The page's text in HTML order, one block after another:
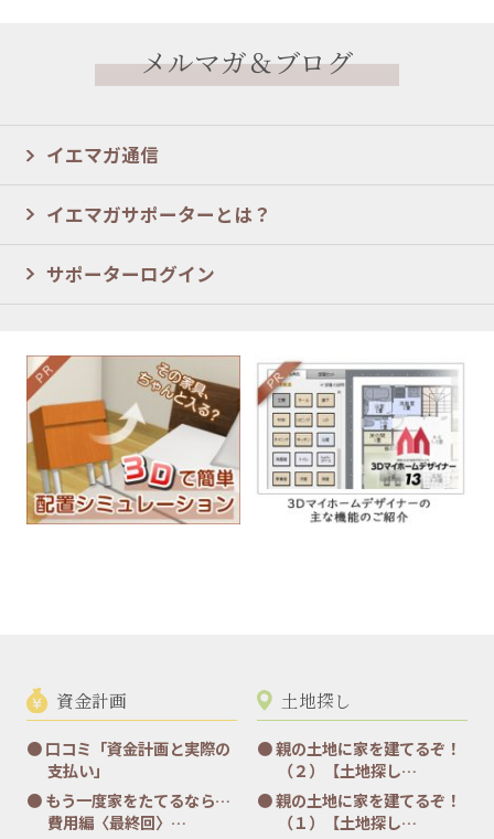
メルマガ＆ブログ
イエマガ通信
イエマガサポーターとは？
サポーターログイン
資金計画
口コミ「資金計画と実際の
支払い」
もう一度家をたてるなら…
費用編〈最終回〉…
土地探し
親の土地に家を建てるぞ！
（２）【土地探し…
親の土地に家を建てるぞ！
（１）【土地探し…